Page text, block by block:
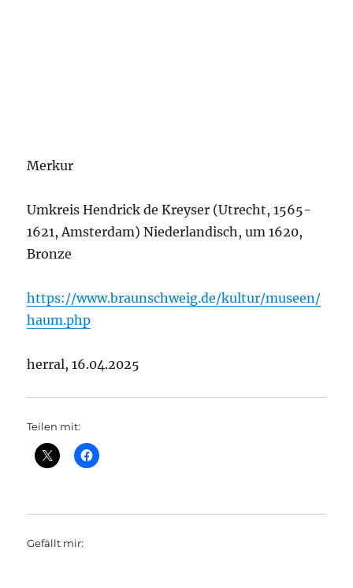
Merkur
Umkreis Hendrick de Kreyser (Utrecht, 1565-
1621, Amsterdam) Niederlandisch, um 1620,
Bronze
https://www.braunschweig.de/kultur/museen/
haum.php
herral, 16.04.2025
Teilen mit:
Gefällt mir: